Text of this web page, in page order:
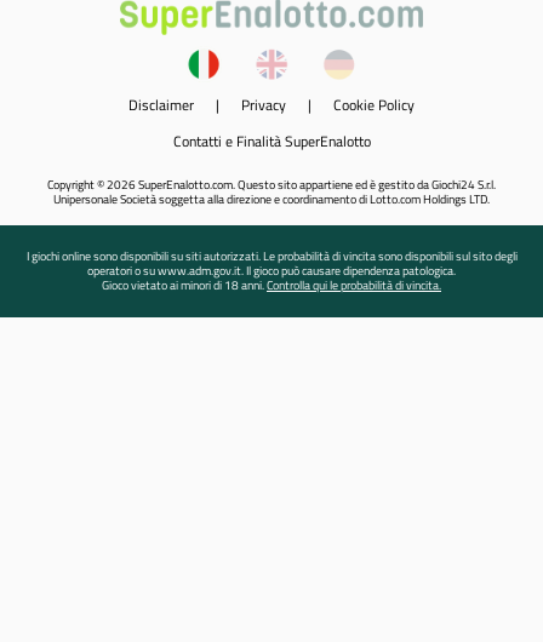
Disclaimer | Privacy | Cookie Policy
Contatti e Finalità SuperEnalotto
Copyright © 2026 SuperEnalotto.com. Questo sito appartiene ed è gestito da Giochi24 S.r.l.
Unipersonale Società soggetta alla direzione e coordinamento di Lotto.com Holdings LTD.
I giochi online sono disponibili su siti autorizzati. Le probabilità di vincita sono disponibili sul sito degli
operatori o su www.adm.gov.it. Il gioco può causare dipendenza patologica.
Gioco vietato ai minori di 18 anni.Controlla qui le probabilità di vincita.